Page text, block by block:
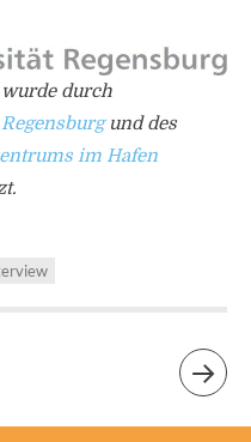
durch
und des
im Hafen